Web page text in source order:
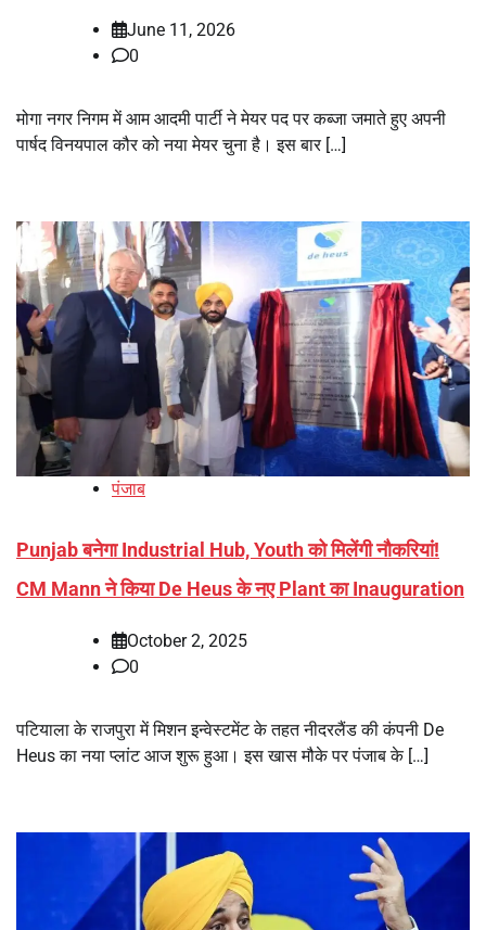
June 11, 2026
0
मोगा नगर निगम में आम आदमी पार्टी ने मेयर पद पर कब्जा जमाते हुए अपनी
पार्षद विनयपाल कौर को नया मेयर चुना है। इस बार […]
पंजाब
Punjab बनेगा Industrial Hub, Youth को मिलेंगी नौकरियां!
CM Mann ने किया De Heus के नए Plant का Inauguration
October 2, 2025
0
पटियाला के राजपुरा में मिशन इन्वेस्टमेंट के तहत नीदरलैंड की कंपनी De
Heus का नया प्लांट आज शुरू हुआ। इस खास मौके पर पंजाब के […]